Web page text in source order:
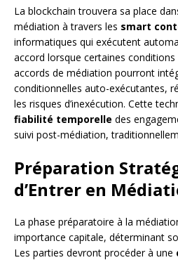
La blockchain trouvera sa place
médiation à travers les smart
informatiques qui exécutent
accord lorsque certaines
accords de médiation pourront
conditionnelles auto-exécutantes,
les risques d’inexécution. Cette
fiabilité temporelle des
suivi post-médiation,
Préparation
d’Entrer en
La phase préparatoire à la
importance capitale, déterminant
Les parties devront procéder à une